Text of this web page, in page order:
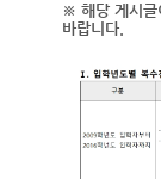
※ 해당 게시글
바랍니다.